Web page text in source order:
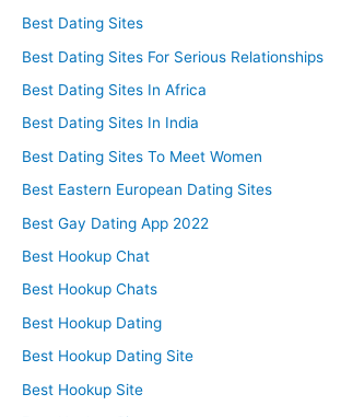
Best Dating Sites
Best Dating Sites For Serious Relationships
Best Dating Sites In Africa
Best Dating Sites In India
Best Dating Sites To Meet Women
Best Eastern European Dating Sites
Best Gay Dating App 2022
Best Hookup Chat
Best Hookup Chats
Best Hookup Dating
Best Hookup Dating Site
Best Hookup Site